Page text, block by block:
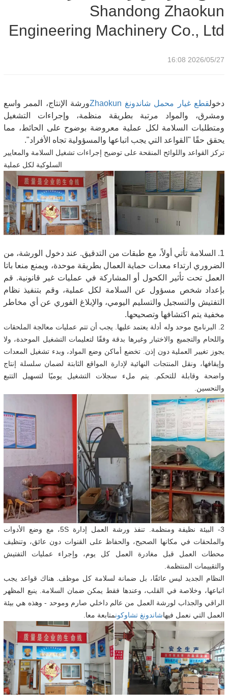
Shandong Zhaokun
Engineering Machinery Co., Ltd
2026/05/27 16:08
دخولقطع غيار محمل شاندونغ Zhaokun
ورشة الإنتاج، الممر واسع
ومشرق، والمواد مرتبة بطريقة منظمة، وإجراءات التشغيل
ومتطلبات السلامة لكل عملية معروضة بوضوح على الحائط، مما
يحقق حقًا "القواعد التي يجب اتباعها والمسؤولية تجاه الأفراد".
تركز القواعد واللوائح المنقحة على توضيح إجراءات تشغيل السلامة والمعايير
السلوكية لكل عملية
1. السلامة تأتي أولاً، مع طبقات من التدقيق. عند دخول الورشة، من
الضروري ارتداء معدات حماية العمال بطريقة موحدة، ويمنع منعا باتا
العمل تحت تأثير الكحول أو المشاركة في عمليات غير قانونية. قم
بإعداد شخص مسؤول عن السلامة لكل عملية، وقم بتنفيذ نظام
التفتيش والتسجيل والتسليم اليومي، والإبلاغ الفوري عن أي مخاطر
مخفية يتم اكتشافها وتصحيحها.
2. البرنامج موحد وله أدلة يعتمد عليها. يجب أن تتم عمليات معالجة الملحقات
واللحام والتجميع والاختبار وغيرها بدقة وفقًا لتعليمات التشغيل الموحدة، ولا
يجوز تغيير العملية دون إذن. تخضع أماكن وضع المواد، وبدء تشغيل المعدات
وإيقافها، ونقل المنتجات النهائية لإدارة المواقع الثابتة لضمان سلسلة إنتاج
واضحة وقابلة للتحكم. يتم ملء سجلات التشغيل يوميًا لتسهيل التتبع
والتحسين.
3- البيئة نظيفة ومنظمة. تنفذ ورشة العمل إدارة 5S، مع وضع الأدوات
والملحقات في مكانها الصحيح، والحفاظ على القنوات دون عائق، وتنظيف
محطات العمل قبل مغادرة العمل كل يوم، وإجراء عمليات التفتيش
والتقييمات المنتظمة.
النظام الجديد ليس عائقًا، بل ضمانة لسلامة كل موظف. هناك قواعد يجب
اتباعها، وخلاصة في القلب، وعندها فقط يمكن ضمان السلامة. ينبع المظهر
الراقي والجذاب لورشة العمل من عالم داخلي صارم وموحد - وهذه هي بيئة
العمل التي نعمل فيهاشاندونغ تشاوكونمتابعة معا.